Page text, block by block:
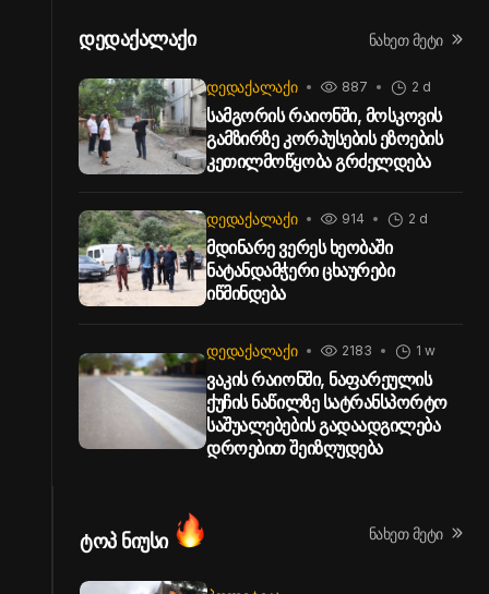
დედაქალაქი ნახეთ მეტი
ᲓᲔᲓᲐᲥᲐᲚᲐᲥᲘ 887 2 d
სამგორის რაიონში, მოსკოვის
გამზირზე კორპუსების ეზოების
კეთილმოწყობა გრძელდება
ᲓᲔᲓᲐᲥᲐᲚᲐᲥᲘ 914 2 d
მდინარე ვერეს ხეობაში
ნატანდამჭერი ცხაურები
იწმინდება
ᲓᲔᲓᲐᲥᲐᲚᲐᲥᲘ 2183 1 w
ვაკის რაიონში, ნაფარეულის
ქუჩის ნაწილზე სატრანსპორტო
საშუალებების გადაადგილება
დროებით შეიზღუდება
ტოპ ნიუსი ნახეთ მეტი